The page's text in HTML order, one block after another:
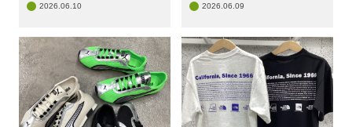
2026.06.10 2026.06.09